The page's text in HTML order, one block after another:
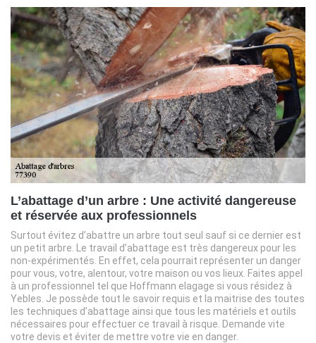
L’abattage d’un arbre : Une activité dangereuse
et réservée aux professionnels
Surtout évitez d’abattre un arbre tout seul sauf si ce dernier est
un petit arbre. Le travail d’abattage est très dangereux pour les
non-expérimentés. En effet, cela pourrait représenter un danger
pour vous, votre, alentour, votre maison ou vos lieux. Faites appel
à un professionnel tel que Hoffmann elagage si vous résidez à
Yebles. Je possède tout le savoir requis et la maitrise des toutes
les techniques d’abattage ainsi que tous les matériels et outils
nécessaires pour effectuer ce travail à risque. Demande vite
votre devis et éviter de mettre votre vie en danger.